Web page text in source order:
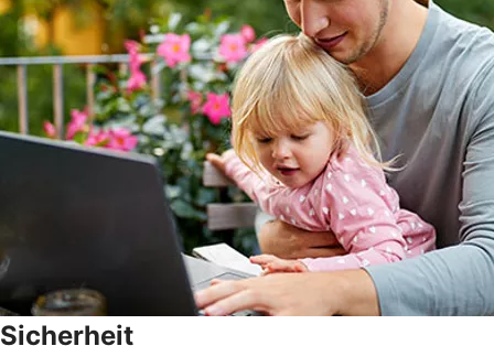
Sicherheit